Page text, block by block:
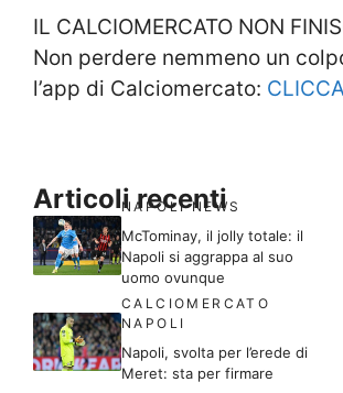
IL CALCIOMERCATO NON
Non perdere nemmeno un
l’app di Calciomercato:
Articoli recenti
NAPOLI NEWS
McTominay, il jolly totale: il
Napoli si aggrappa al suo
uomo ovunque
CALCIOMERCATO
NAPOLI
Napoli, svolta per l’erede di
Meret: sta per firmare